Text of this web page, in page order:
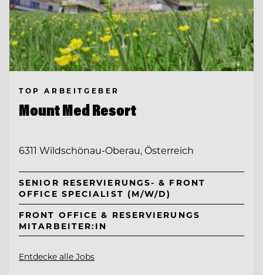
TOP ARBEITGEBER
Mount Med Resort
6311 Wildschönau-Oberau, Österreich
SENIOR RESERVIERUNGS- & FRONT
OFFICE SPECIALIST (M/W/D)
FRONT OFFICE & RESERVIERUNGS
MITARBEITER:IN
Entdecke alle Jobs